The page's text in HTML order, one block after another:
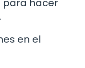
para hacer
en el